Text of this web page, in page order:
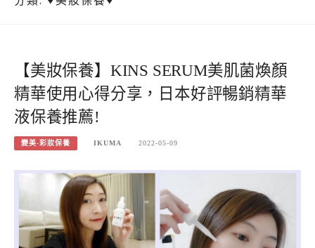
【美妝保養】KINS SERUM美肌菌煥顏
精華使用心得分享，日本好評暢銷精華
液保養推薦!
變美-彩妝保養 IKUMA 2022-05-09